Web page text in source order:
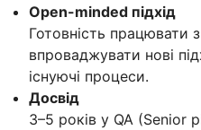
Open-minded підхід
Готовність
впроваджувати нові
існуючі процеси.
Досвід
3–5 років у QA (Senior